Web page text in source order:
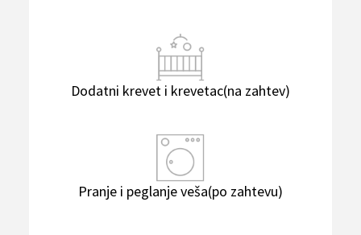
Dodatni krevet i krevetac(na zahtev)
Pranje i peglanje veša(po zahtevu)